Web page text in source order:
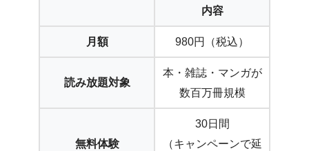
内容
月額 980円（税込）
読み放題対象
本・雑誌・マンガが
数百万冊規模
無料体験
30日間
（キャンペーンで延